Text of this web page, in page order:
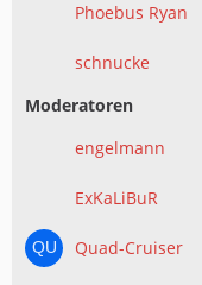
Phoebus Ryan
schnucke
Moderatoren
engelmann
ExKaLiBuR
Quad-Cruiser